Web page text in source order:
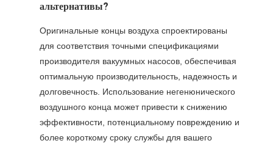
альтернативы?
Оригинальные концы воздуха спроектированы
для соответствия точными спецификациями
производителя вакуумных насосов, обеспечивая
оптимальную производительность, надежность и
долговечность. Использование негенюнического
воздушного конца может привести к снижению
эффективности, потенциальному повреждению и
более короткому сроку службы для вашего